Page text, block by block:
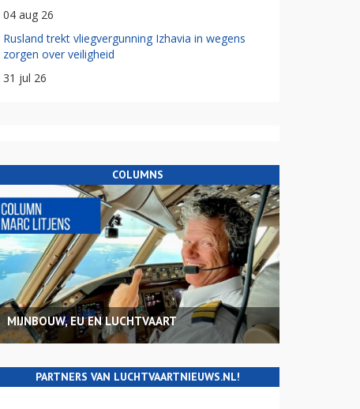
04 aug 26
Rusland trekt vliegvergunning Izhavia in wegens
zorgen over veiligheid
31 jul 26
COLUMNS
MIJNBOUW, EU EN LUCHTVAART
PARTNERS VAN LUCHTVAARTNIEUWS.NL!